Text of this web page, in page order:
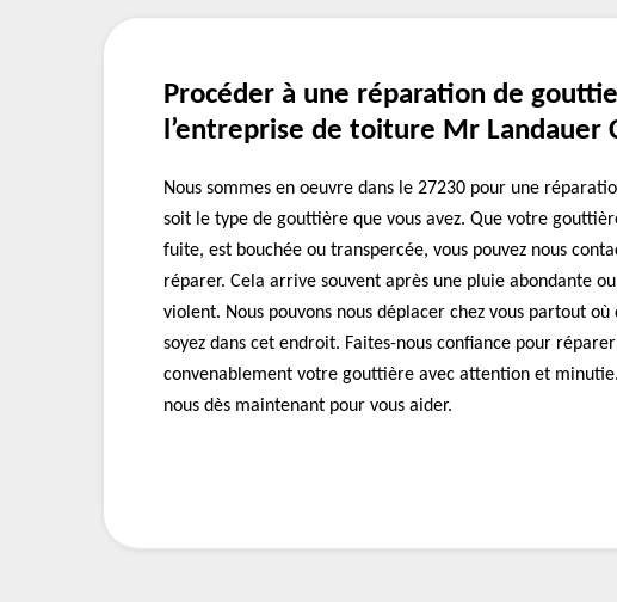
Procéder à une réparation de
l’entreprise de toiture Mr Landauer
Nous sommes en oeuvre dans le 27230 pour une
soit le type de gouttière que vous avez. Que votre
fuite, est bouchée ou transpercée, vous pouvez nous
réparer. Cela arrive souvent après une pluie abondante
violent. Nous pouvons nous déplacer chez vous partout où
soyez dans cet endroit. Faites-nous confiance pour réparer
convenablement votre gouttière avec attention et
nous dès maintenant pour vous aider.